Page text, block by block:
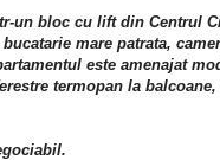
un bloc cu lift din Centrul
mare patrata,
este amenajat
termopan la